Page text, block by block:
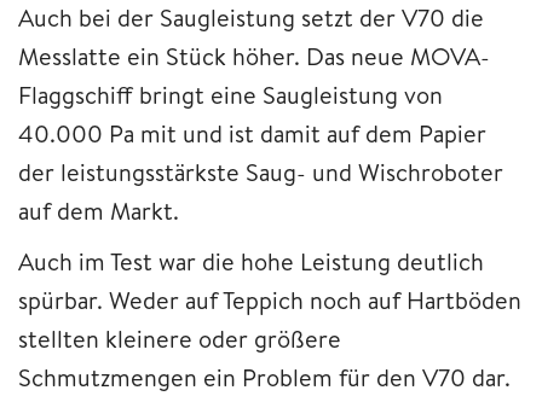
Auch bei der Saugleistung setzt der V70 die
Messlatte ein Stück höher. Das neue MOVA-
Flaggschiff bringt eine Saugleistung von
40.000 Pa mit und ist damit auf dem Papier
der leistungsstärkste Saug- und Wischroboter
auf dem Markt.
Auch im Test war die hohe Leistung deutlich
spürbar. Weder auf Teppich noch auf Hartböden
stellten kleinere oder größere
Schmutzmengen ein Problem für den V70 dar.